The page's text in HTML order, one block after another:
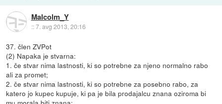
Malcolm_Y
::7. avg 2013, 20:16
37. člen ZVPot
(2) Napaka je stvarna:
1. če stvar nima lastnosti, ki so potrebne za njeno normalno rabo
ali za promet;
2. če stvar nima lastnosti, ki so potrebne za posebno rabo, za
katero jo kupec kupuje, ki pa je bila prodajalcu znana oziroma bi